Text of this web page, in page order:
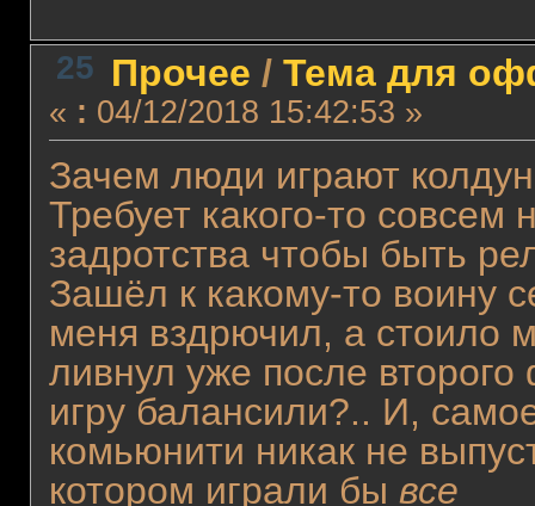
25 Прочее / Тема для
« : 04/12/2018 15:42:53 »
Зачем люди играют
Требует какого-то совсем
задротства чтобы быть
Зашёл к какому-то воину
меня вздрючил, а стоило
ливнул уже после
игру балансили?.. И,
комьюнити никак не
котором играли бы все